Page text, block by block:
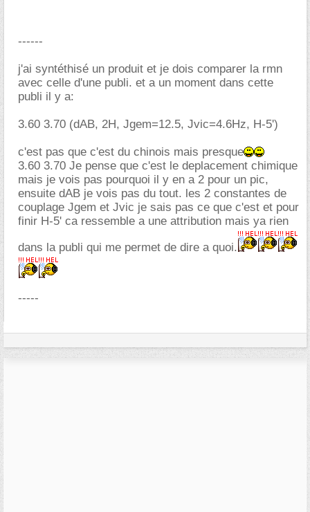
------
j'ai syntéthisé un produit et je dois comparer la rmn
avec celle d'une publi. et a un moment dans cette
publi il y a:
3.60 3.70 (dAB, 2H, Jgem=12.5, Jvic=4.6Hz, H-5')
c'est pas que c'est du chinois mais presque
3.60 3.70 Je pense que c'est le deplacement chimique
mais je vois pas pourquoi il y en a 2 pour un pic,
ensuite dAB je vois pas du tout. les 2 constantes de
couplage Jgem et Jvic je sais pas ce que c'est et pour
finir H-5' ca ressemble a une attribution mais ya rien
dans la publi qui me permet de dire a quoi.
-----